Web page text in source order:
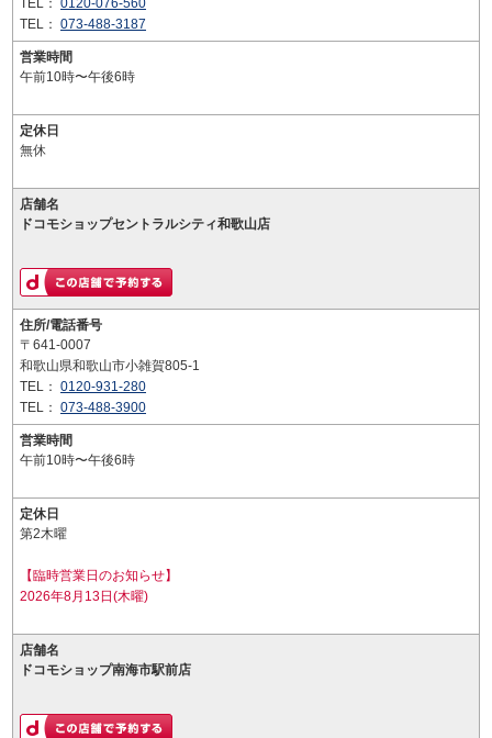
TEL： 0120-076-560
TEL： 073-488-3187
営業時間
午前10時〜午後6時
定休日
無休
店舗名
ドコモショップセントラルシティ和歌山店
住所/電話番号
〒641-0007
和歌山県和歌山市小雑賀805-1
TEL： 0120-931-280
TEL： 073-488-3900
営業時間
午前10時〜午後6時
定休日
第2木曜
【臨時営業日のお知らせ】
2026年8月13日(木曜)
店舗名
ドコモショップ南海市駅前店